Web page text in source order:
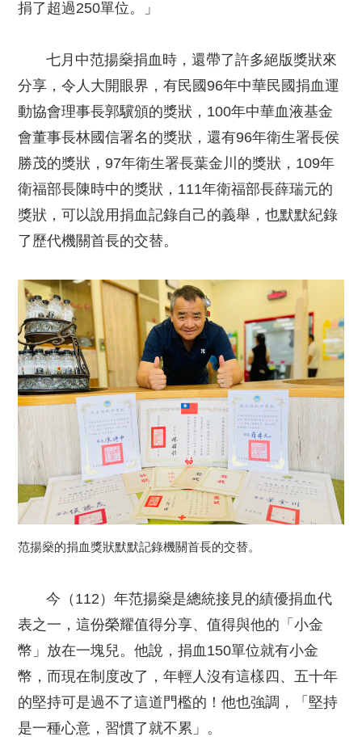
捐了超過250單位。」
七月中范揚燊捐血時，還帶了許多絕版獎狀來
分享，令人大開眼界，有民國96年中華民國捐血運
動協會理事長郭驥頒的獎狀，100年中華血液基金
會董事長林國信署名的獎狀，還有96年衛生署長侯
勝茂的獎狀，97年衛生署長葉金川的獎狀，109年
衛福部長陳時中的獎狀，111年衛福部長薛瑞元的
獎狀，可以說用捐血記錄自己的義舉，也默默紀錄
了歷代機關首長的交替。
范揚燊的捐血獎狀默默記錄機關首長的交替。
今（112）年范揚燊是總統接見的績優捐血代
表之一，這份榮耀值得分享、值得與他的「小金
幣」放在一塊兒。他說，捐血150單位就有小金
幣，而現在制度改了，年輕人沒有這樣四、五十年
的堅持可是過不了這道門檻的！他也強調，「堅持
是一種心意，習慣了就不累」。